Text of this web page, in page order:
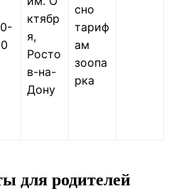
ктябр
я,
Росто
в-на-
Дону
сно
тариф
ам
зоопа
рка
для родителей